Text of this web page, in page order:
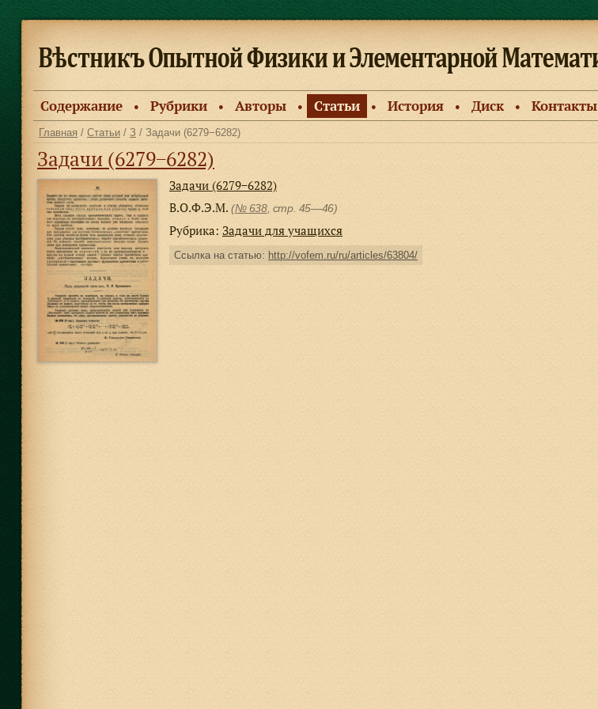
Содержание ● Рубрики ● Авторы ● Статьи ● История ● Диск ● Контакты
Главная / Статьи / З / Задачи (6279−6282)
Задачи (6279−6282)
Задачи (6279−6282)
В.О.Ф.Э.М. (№ 638, стр. 45—46)
Рубрика: Задачи для учащихся
Ссылка на статью: http://vofem.ru/ru/articles/63804/